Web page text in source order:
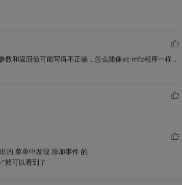
和返回值可能写得不正确，怎么能像vc mfc程序一样，
的 菜单中发现 添加事件 的
就可以看到了